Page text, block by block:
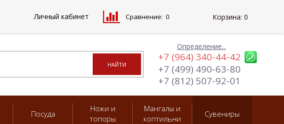
Определение...
+7 (964) 340-44-42
+7 (499) 490-63-80
+7 (812) 507-92-01
Посуда
Ножи и
топоры
Мангалы и
коптильни
Сувениры
Личный кабинет Сравнение: 0 Корзина: 0